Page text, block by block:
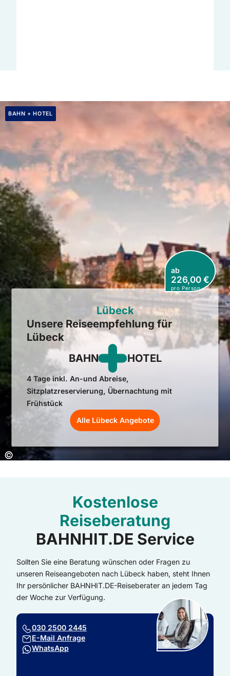
BAHN + HOTEL
Lübeck
Unsere Reiseempfehlung für
Lübeck
BAHN
HOTEL
4 Tage inkl. An-und Abreise,
Sitzplatzreservierung, Übernachtung mit
Frühstück
ab
226,00 €
pro Person
Alle Lübeck Angebote
Copyright:
©
Kostenlose
Reiseberatung
BAHNHIT.DE Service
Sollten Sie eine Beratung wünschen oder Fragen zu
unseren Reiseangeboten nach Lübeck haben, steht Ihnen
Ihr persönlicher BAHNHIT.DE-Reiseberater an jedem Tag
der Woche zur Verfügung.
030 2500 2445
E-Mail Anfrage
WhatsApp
Copyright:
©